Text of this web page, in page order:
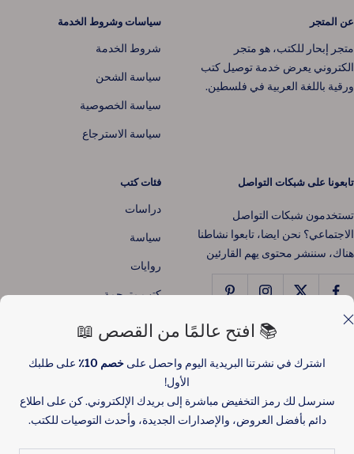
📚 افتح عالمًا من القصص 📖
اشترك في نشرتنا البريدية اليوم واحصل على
على طلبك
الأول!
سنرسل لك رمز التخفيض مباشرة إلى بريدك الإلكتروني. كن على اطلاع
دائم بأفضل العروض، والإصدارات الجديدة، وأحدث التوصيات للكتب.
عن المتجر
متجر إبحار للكتب، هو متجر
الكتروني يعرض خدمة توصيل كتب
ورقية باللغة العربية في فلسطين.
سياسات وشروط الخدمة
شروط الخدمة
سياسة الشحن
سياسة الخصوصية
سياسة الاسترجاع
تابعونا على شبكات التواصل
تستخدمون شبكات التواصل
الاجتماعي؟ نحن ايضا، تابعوا نشاطنا
هناك، سننشر محتوى يهم القارئين
فئات كتب
دراسات
سياسة
روايات
كتب مترجمة
تاريخ
تطوير الذات